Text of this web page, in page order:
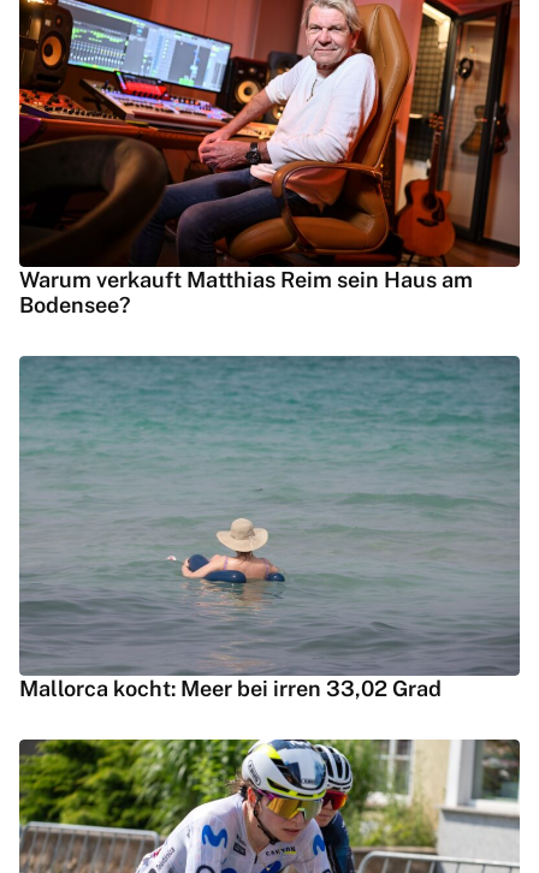
Warum verkauft Matthias Reim sein Haus am
Bodensee?
Mallorca kocht: Meer bei irren 33,02 Grad